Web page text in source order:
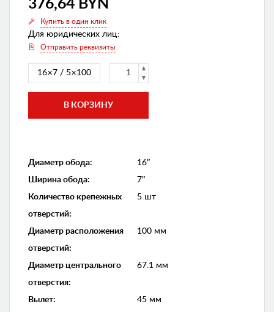
376,64 BYN
Купить в один клик
Для юридических лиц:
Отправить реквизиты
16×7 / 5×100
Диаметр обода:
16″
Ширина обода:
7″
Количество крепежных
отверстий:
5 шт
Диаметр расположения
отверстий:
100 мм
Диаметр центрального
отверстия:
67.1 мм
Вылет:
45 мм